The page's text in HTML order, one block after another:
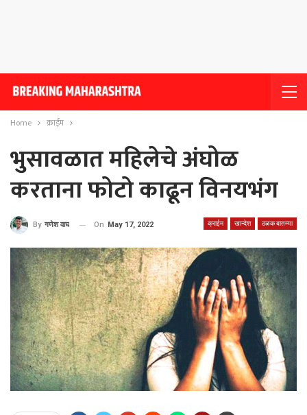
Home क्राईम
भुसावळात महिलेचे अंघोळ
करताना फोटो काढून विनयभंग
क्राईम खान्देश ठळक बातम्या
By गणेश वाघ On May 17, 2022